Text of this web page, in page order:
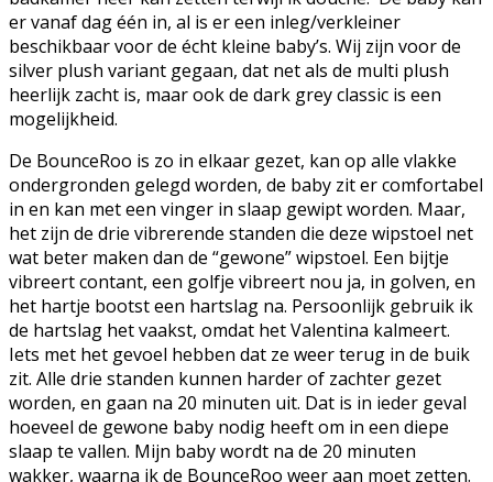
er vanaf dag één in, al is er een inleg/verkleiner
beschikbaar voor de écht kleine baby’s. Wij zijn voor de
silver plush variant gegaan, dat net als de multi plush
heerlijk zacht is, maar ook de dark grey classic is een
mogelijkheid.
De BounceRoo is zo in elkaar gezet, kan op alle vlakke
ondergronden gelegd worden, de baby zit er comfortabel
in en kan met een vinger in slaap gewipt worden. Maar,
het zijn de drie vibrerende standen die deze wipstoel net
wat beter maken dan de “gewone” wipstoel. Een bijtje
vibreert contant, een golfje vibreert nou ja, in golven, en
het hartje bootst een hartslag na. Persoonlijk gebruik ik
de hartslag het vaakst, omdat het Valentina kalmeert.
Iets met het gevoel hebben dat ze weer terug in de buik
zit. Alle drie standen kunnen harder of zachter gezet
worden, en gaan na 20 minuten uit. Dat is in ieder geval
hoeveel de gewone baby nodig heeft om in een diepe
slaap te vallen. Mijn baby wordt na de 20 minuten
wakker, waarna ik de BounceRoo weer aan moet zetten.